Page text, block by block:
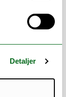
Detaljer